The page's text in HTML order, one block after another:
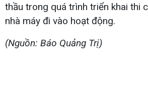
thầu trong quá trình triển khai thi
nhà máy đi vào hoạt động.
(Nguồn: Báo Quảng Trị)